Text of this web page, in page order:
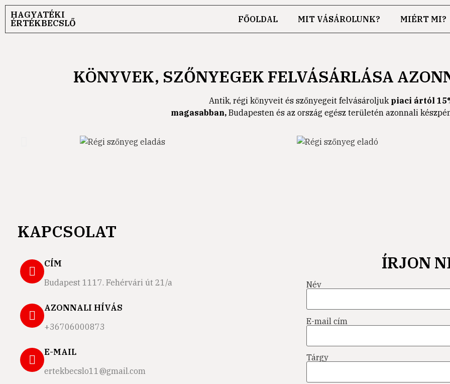
HAGYATÉKI
ÉRTÉKBECSLŐ FŐOLDAL MIT VÁSÁROLUNK? MIÉRT MI?
KÖNYVEK, SZŐNYEGEK FELVÁSÁRLÁSA
Antik, régi könyveit és szőnyegeit felvásároljuk piaci ártól
magasabban, Budapesten és az ország egész területén azonnali
KAPCSOLAT
CÍM
Budapest 1117. Fehérvári út 21/a
AZONNALI HÍVÁS
+36706000873
E-MAIL
ertekbecslo11@gmail.com
ÍRJON
Név
E-mail cím
Tárgy